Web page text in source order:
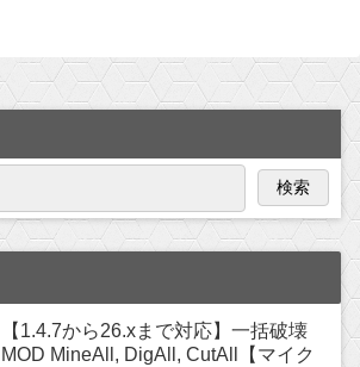
検索
【1.4.7から26.xまで対応】一括破壊
MOD MineAll, DigAll, CutAll【マイク